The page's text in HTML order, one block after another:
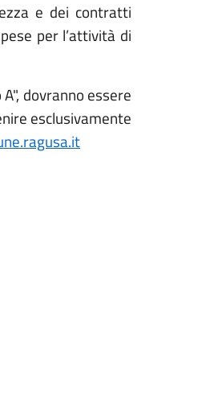
e dei contratti
per l’attività di
dovranno essere
esclusivamente